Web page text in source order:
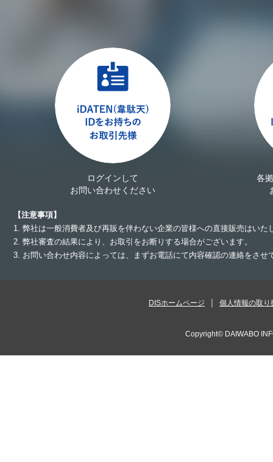
ログインして
お問い合わせください
各
【注意事項】
1. 弊社は一般消費者及び再販を伴わない企業の皆様への直接販売はいた
2. 弊社審査の結果により、お取引をお断りする場合がございます。
3. お問い合わせ内容によっては、まずお電話にて内容確認の連絡をさ
DISホームページ 個人情報の取り
Copyright© DAIWABO